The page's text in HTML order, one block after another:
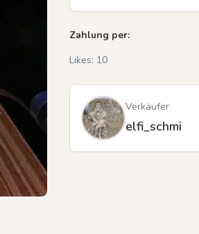
Previous slide
Zahlung per:
Likes: 10
Verkäufer
elfi_schmi